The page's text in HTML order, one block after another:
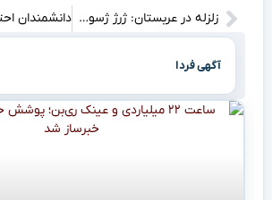
زلزله در عربستان: ژرژ ژسوس، سکان النصر را در دست گرفت!
آگهی فردا